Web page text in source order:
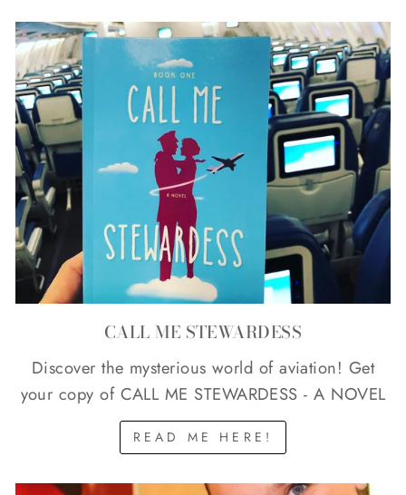
CALL ME STEWARDESS
Discover the mysterious world of aviation! Get
your copy of CALL ME STEWARDESS - A NOVEL
READ ME HERE!